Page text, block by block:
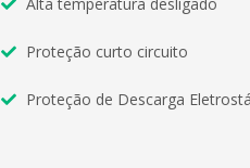
Proteção curto circuito
Proteção de Descarga